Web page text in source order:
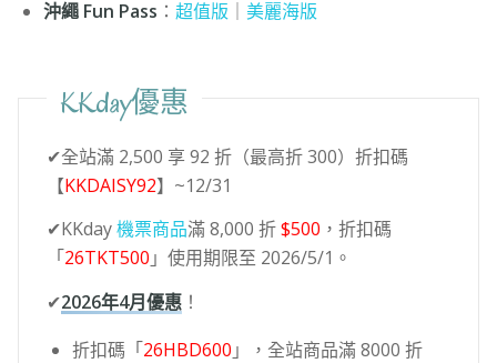
沖繩 Fun Pass ： 超值版 ｜ 美麗海版
KKday優惠
✔全站滿 2,500 享 92 折（最高折 300）折扣碼
【KKDAISY92】~12/31
✔KKday機票商品滿 8,000 折$500 ，折扣碼
「26TKT500 」使用期限至 2026/5/1。
✔2026年4月優惠！
折扣碼「26HBD600 」，全站商品滿 8000 折